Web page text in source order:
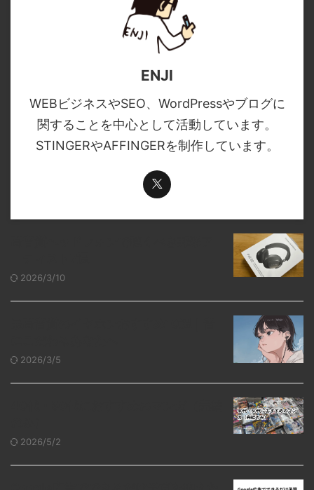
ENJI
WEBビジネスやSEO、WordPressやブログに
関することを中心として活動しています。
STINGERやAFFINGERを制作しています。
2026/3/10
2026/3/5
2026/5/2